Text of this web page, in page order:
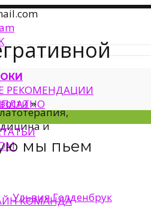
и
РЕКОМЕНДАЦИИ
КОМАНДА
»
мы пьем
Ульвия Голденбрук